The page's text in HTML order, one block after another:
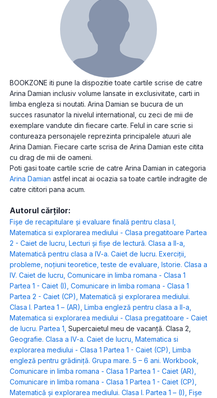
BOOKZONE iti pune la dispozitie toate cartile scrise de catre
Arina Damian inclusiv volume lansate in exclusivitate, carti in
limba engleza si noutati. Arina Damian se bucura de un
succes rasunator la nivelul international, cu zeci de mii de
exemplare vandute din fiecare carte. Felul in care scrie si
contureaza personajele reprezinta principalele atuuri ale
Arina Damian. Fiecare carte scrisa de Arina Damian este citita
cu drag de mii de oameni.
Poti gasi toate cartile scrie de catre Arina Damian in categoria
Arina Damian astfel incat ai ocazia sa toate cartile indragite de
catre cititori pana acum.
Autorul cărților:
Fişe de recapitulare şi evaluare finală pentru clasa I
Matematica si explorarea mediului - Clasa pregatitoare Partea
2 - Caiet de lucru Lecturi şi fişe de lectură. Clasa a II-a
Matematică pentru clasa a IV-a. Caiet de lucru. Exerciţii,
probleme, noţiuni teoretice, teste de evaluare Istorie. Clasa a
IV. Caiet de lucru Comunicare in limba romana - Clasa 1
Partea 1 - Caiet (I) Comunicare in limba romana - Clasa 1
Partea 2 - Caiet (CP) Matematică şi explorarea mediului.
Clasa I. Partea 1 – (AR) Limba engleză pentru clasa a II-a
Matematica si explorarea mediului - Clasa pregatitoare - Caiet
de lucru. Partea 1 Supercaietul meu de vacanță. Clasa 2
Geografie. Clasa a IV-a. Caiet de lucru Matematica si
explorarea mediului - Clasa 1 Partea 1 - Caiet (CP) Limba
engleză pentru grădiniţă. Grupa mare. 5 – 6 ani. Workbook
Comunicare in limba romana - Clasa 1 Partea 1 - Caiet (AR)
Comunicare in limba romana - Clasa 1 Partea 1 - Caiet (CP)
Matematică şi explorarea mediului. Clasa I. Partea 1 – (I) Fişe